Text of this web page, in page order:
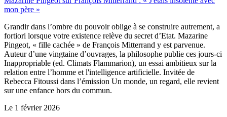
mon père »
Grandir dans l’ombre du pouvoir oblige à se construire autrement, a
fortiori lorsque votre existence relève du secret d’Etat. Mazarine
Pingeot, « fille cachée » de François Mitterrand y est parvenue.
Auteur d’une vingtaine d’ouvrages, la philosophe publie ces jours-ci
Inappropriable (ed. Climats Flammarion), un essai ambitieux sur la
relation entre l’homme et l'intelligence artificielle. Invitée de
Rebecca Fitoussi dans l’émission Un monde, un regard, elle revient
sur une enfance hors du commun.
Le 1 février 2026